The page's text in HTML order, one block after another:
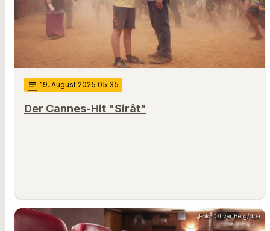
notes 19. August 2025 05:35
Der Cannes-Hit "Sirât"
Foto: Oliver Berg/dpa